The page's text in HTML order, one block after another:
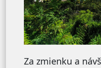
Za zmienku a